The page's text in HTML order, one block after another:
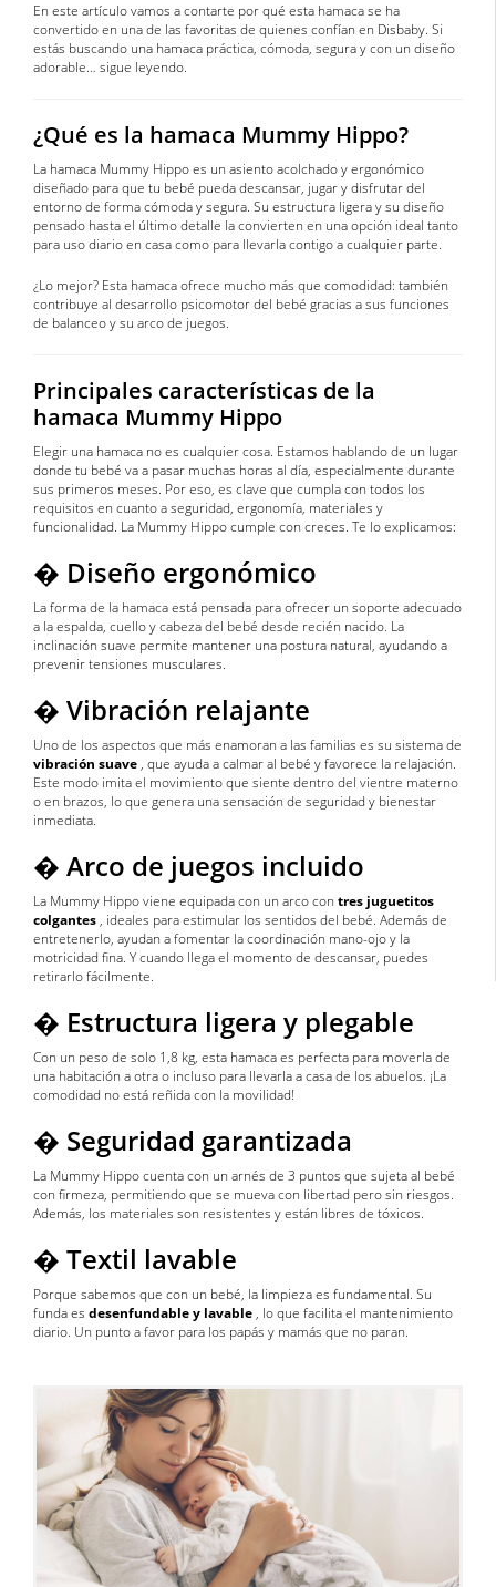
En este artículo vamos a contarte por qué esta hamaca se ha
convertido en una de las favoritas de quienes confían en Disbaby. Si
estás buscando una hamaca práctica, cómoda, segura y con un diseño
adorable… sigue leyendo.
¿Qué es la hamaca Mummy Hippo?
La hamaca Mummy Hippo es un asiento acolchado y ergonómico
diseñado para que tu bebé pueda descansar, jugar y disfrutar del
entorno de forma cómoda y segura. Su estructura ligera y su diseño
pensado hasta el último detalle la convierten en una opción ideal tanto
para uso diario en casa como para llevarla contigo a cualquier parte.
¿Lo mejor? Esta hamaca ofrece mucho más que comodidad: también
contribuye al desarrollo psicomotor del bebé gracias a sus funciones
de balanceo y su arco de juegos.
Principales características de la
hamaca Mummy Hippo
Elegir una hamaca no es cualquier cosa. Estamos hablando de un lugar
donde tu bebé va a pasar muchas horas al día, especialmente durante
sus primeros meses. Por eso, es clave que cumpla con todos los
requisitos en cuanto a seguridad, ergonomía, materiales y
funcionalidad. La Mummy Hippo cumple con creces. Te lo explicamos:
� Diseño ergonómico
La forma de la hamaca está pensada para ofrecer un soporte adecuado
a la espalda, cuello y cabeza del bebé desde recién nacido. La
inclinación suave permite mantener una postura natural, ayudando a
prevenir tensiones musculares.
� Vibración relajante
Uno de los aspectos que más enamoran a las familias es su sistema de
vibración suave , que ayuda a calmar al bebé y favorece la relajación.
Este modo imita el movimiento que siente dentro del vientre materno
o en brazos, lo que genera una sensación de seguridad y bienestar
inmediata.
� Arco de juegos incluido
La Mummy Hippo viene equipada con un arco con tres juguetitos
colgantes , ideales para estimular los sentidos del bebé. Además de
entretenerlo, ayudan a fomentar la coordinación mano-ojo y la
motricidad fina. Y cuando llega el momento de descansar, puedes
retirarlo fácilmente.
� Estructura ligera y plegable
Con un peso de solo 1,8 kg, esta hamaca es perfecta para moverla de
una habitación a otra o incluso para llevarla a casa de los abuelos. ¡La
comodidad no está reñida con la movilidad!
� Seguridad garantizada
La Mummy Hippo cuenta con un arnés de 3 puntos que sujeta al bebé
con firmeza, permitiendo que se mueva con libertad pero sin riesgos.
Además, los materiales son resistentes y están libres de tóxicos.
� Textil lavable
Porque sabemos que con un bebé, la limpieza es fundamental. Su
funda es desenfundable y lavable , lo que facilita el mantenimiento
diario. Un punto a favor para los papás y mamás que no paran.